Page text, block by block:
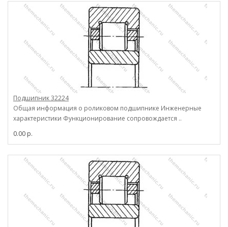
Подшипник 32224
Общая информация о роликовом подшипнике Инженерные
характеристики Функционирование сопровождается ..
0.00 р.